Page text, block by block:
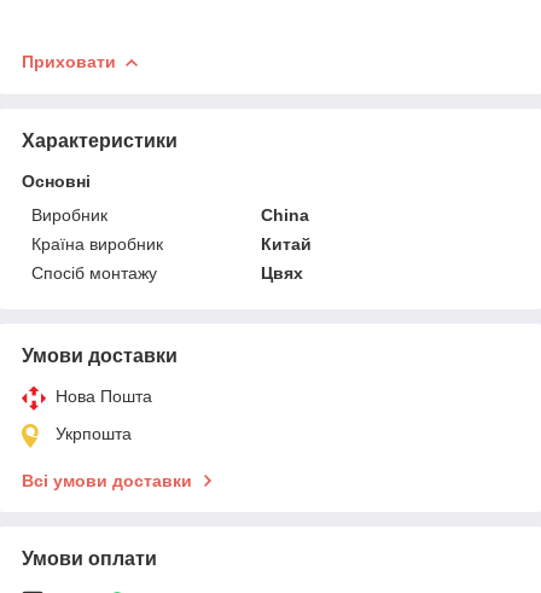
Приховати
Характеристики
Основні
Виробник
China
Країна виробник
Китай
Спосіб монтажу
Цвях
Умови доставки
Нова Пошта
Укрпошта
Всі умови доставки
Умови оплати